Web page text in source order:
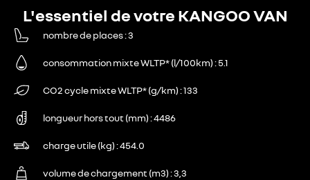
L'essentiel de votre KANGOO VAN
nombre de places 3
consommation mixte WLTP* (l/100km) 5.1
CO2 cycle mixte WLTP* (g/km) 133
longueur hors tout (mm) 4486
charge utile (kg) 454.0
volume de chargement (m3) 3,3